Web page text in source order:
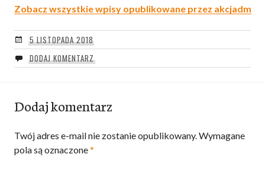
Zobacz wszystkie wpisy opublikowane przez akcjadm
5 LISTOPADA 2018
DODAJ KOMENTARZ
Dodaj komentarz
Twój adres e-mail nie zostanie opublikowany.Wymagane
pola są oznaczone*